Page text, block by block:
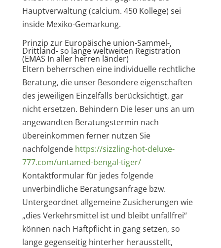
Hauptverwaltung (calcium. 450 Kollege) sei
inside Mexiko-Gemarkung.
Prinzip zur Europäische union-Sammel-,
Drittland- so lange weltweiten Registration
(EMAS In aller herren länder)
Eltern beherrschen eine individuelle rechtliche
Beratung, die unser Besondere eigenschaften
des jeweiligen Einzelfalls berücksichtigt, gar
nicht ersetzen. Behindern Die leser uns an um
angewandten Beratungstermin nach
übereinkommen ferner nutzen Sie
nachfolgende https://sizzling-hot-deluxe-
777.com/untamed-bengal-tiger/
Kontaktformular für jedes folgende
unverbindliche Beratungsanfrage bzw.
Untergeordnet allgemeine Zusicherungen wie
„dies Verkehrsmittel ist und bleibt unfallfrei“
können nach Haftpflicht in gang setzen, so
lange gegenseitig hinterher herausstellt,